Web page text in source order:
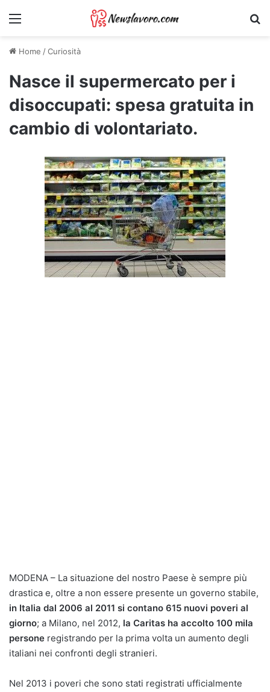
Menu
Home /Curiosità
Nasce il supermercato per i
disoccupati: spesa gratuita in
cambio di volontariato.
MODENA – La situazione del nostro Paese è sempre più
drastica e, oltre a non essere presente un governo stabile,
in Italia dal 2006 al 2011 si contano 615 nuovi poveri al
giorno; a Milano, nel 2012, la Caritas ha accolto 100 mila
persone registrando per la prima volta un aumento degli
italiani nei confronti degli stranieri.
Nel 2013 i poveri che sono stati registrati ufficialmente